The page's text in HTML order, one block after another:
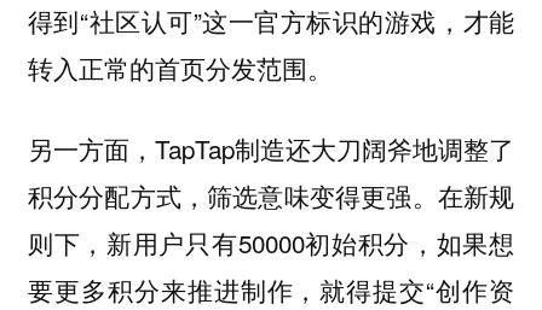
得到“社区认可”这一官方标识的游戏，才能
转入正常的首页分发范围。
另一方面，TapTap制造还大刀阔斧地调整了
积分分配方式，筛选意味变得更强。在新规
则下，新用户只有50000初始积分，如果想
要更多积分来推进制作，就得提交“创作资